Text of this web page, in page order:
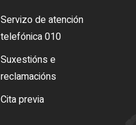
Servizo de atención
telefónica 010
Suxestións e
reclamacións
Cita previa